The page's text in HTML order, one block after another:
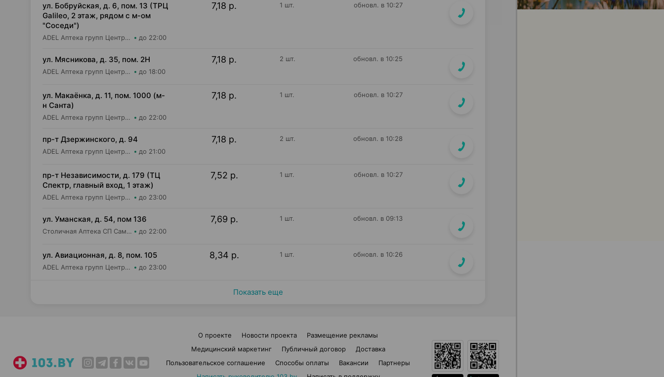
ул. Бобруйская, д. 6, пом. 13 (ТРЦ
Galileo, 2 этаж, рядом с м-ом
"Соседи")
ADEL Аптека групп Центр ООО Аптека №77 до 22:00
7,18 р. 1 шт. обновл. в 10:27
ул. Мясникова, д. 35, пом. 2Н
ADEL Аптека групп Центр ООО Аптека №18 до 18:00
7,18 р. 2 шт. обновл. в 10:25
ул. Макаёнка, д. 11, пом. 1000 (м-
н Санта)
ADEL Аптека групп Центр ООО Аптека №71 до 22:00
7,18 р. 1 шт. обновл. в 10:27
пр-т Дзержинского, д. 94
ADEL Аптека групп Центр ООО Аптека №94 до 21:00
7,18 р. 2 шт. обновл. в 10:28
пр-т Независимости, д. 179 (ТЦ
Спектр, главный вход, 1 этаж)
ADEL Аптека групп Центр ООО Аптека №61 до 23:00
7,52 р. 1 шт. обновл. в 10:27
ул. Уманская, д. 54, пом 136
Столичная Аптека СП Самбест ООО Аптека №20 до 22:00
7,69 р. 1 шт. обновл. в 09:13
ул. Авиационная, д. 8, пом. 105
ADEL Аптека групп Центр ООО Аптека №49 до 23:00
8,34 р. 1 шт. обновл. в 10:26
Показать еще
О проекте Новости проекта
Размещение рекламы
Медицинский маркетинг
Публичный договор
Доставка
Пользовательское соглашение
Способы оплаты Вакансии
Партнеры